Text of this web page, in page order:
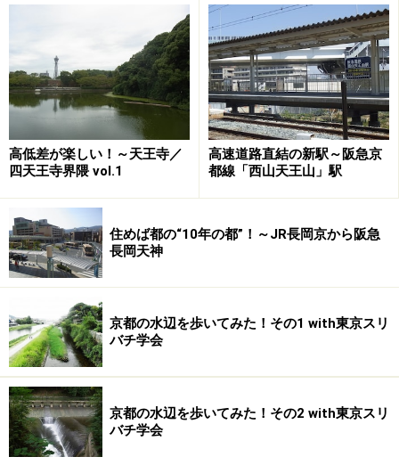
京都市では分譲マンション建て替え・大規模修繕アドバ
イザー派遣制度を創設し、7月1日から受付を開始しまし
た。マンションの大規模修繕や建て替えの際に、実施す
べきことや課題になることについて専門家が相談に応じ
るというもの。利用できるのは市内すべての分譲マンシ
ョンの管理組合です。
など。管理組合が支払う費用は専門家1人につき1回
2,000円で、1管理組合につき6回以内（最初の派遣日か
ら1年間）となっています。マンションの住環境や資産
価値を守るには適切な維持管理が欠かせませんが、こう
した専門家による相談制度を少ない費用負担で利用でき
るのは安心につながるでしょう。
関連リンク
京都市情報館
高低差が楽しい！～天王寺／
四天王寺界隈 vol.1
高速道路直結の新駅～阪急京
都線「西山天王山」駅
住めば都の“10年の都”！～JR長岡京から阪急
長岡天神
京都の水辺を歩いてみた！その1 with東京スリ
バチ学会
京都の水辺を歩いてみた！その2 with東京スリ
バチ学会